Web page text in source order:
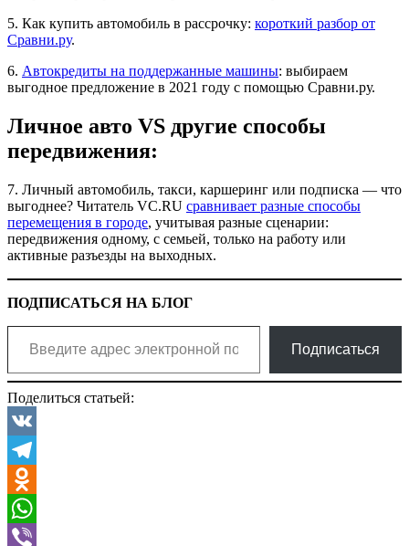
5. Как купить автомобиль в рассрочку: короткий разбор от
Сравни.ру.
6. Автокредиты на поддержанные машины: выбираем
выгодное предложение в 2021 году с помощью Сравни.ру.
Личное авто VS другие способы
передвижения:
7. Личный автомобиль, такси, каршеринг или подписка — что
выгоднее? Читатель VC.RU сравнивает разные способы
перемещения в городе, учитывая разные сценарии:
передвижения одному, с семьей, только на работу или
активные разъезды на выходных.
ПОДПИСАТЬСЯ НА БЛОГ
Введите адрес электронной почты…
Подписаться
Поделиться статьей:
VK
Telegram
Odnoklassniki
WhatsApp